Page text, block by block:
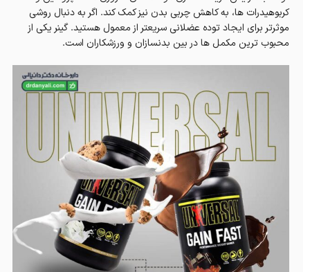
کربوهیدرات ها، به کاهش چربی بدن نیز کمک کند. اگر به دنبال روشی
موثرتر برای ایجاد توده عضلانی سریعتر از معمول هستید. گینر یکی از
محبوب ترین مکمل ها در بین بدنسازان و ورزشکاران است.